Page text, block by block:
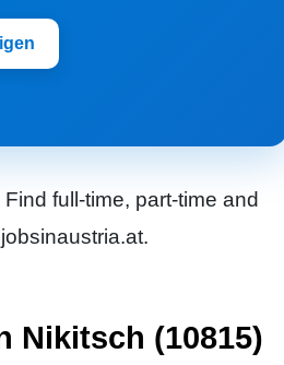
full-time, part-time and
Nikitsch (10815)